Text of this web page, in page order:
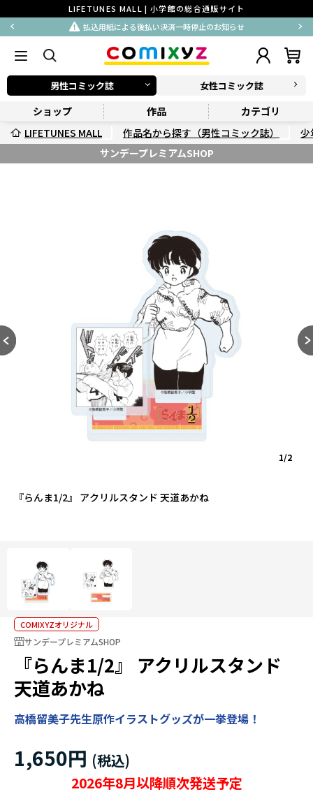
LIFETUNES MALL | 小学館の総合通販サイト
払込用紙による後払い決済一時停止のお知らせ
男性コミック誌 女性コミック誌
ショップ 作品
カテゴリ
LIFETUNES MALL
作品名から探す（男性コミック誌）
少
サンデープレミアムSHOP
『らんま1/2』 アクリルスタンド 天道あかね
1/2
COMIXYZオリジナル
サンデープレミアムSHOP
『らんま1/2』 アクリルスタンド
天道あかね
高橋留美子先生原作イラストグッズが一挙登場！
1,650円
2026年8月以降順次発送予定